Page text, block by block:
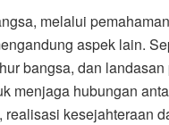
melalui
aspek lain.
bangsa, dan
menjaga hubungan
kesejahteraan